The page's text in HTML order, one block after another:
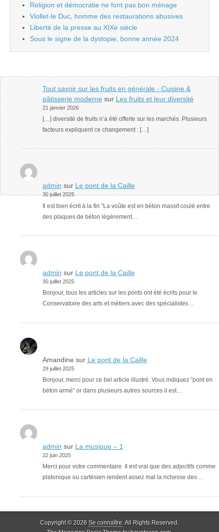
Religion et démocratie ne font pas bon ménage
Viollet-le Duc, homme des restaurations abusives
Liberté de la presse au XIXe siècle
Sous le signe de la dystopie, bonne année 2024
Tout savoir sur les fruits en générale - Cuisine &
pâtisserie modernesur Les fruits et leur diversité
21 janvier 2026
[…] diversité de fruits n’a été offerte sur les marchés. Plusieurs
facteurs expliquent ce changement : […]
admin sur Le pont de la Caille
30 juillet 2025
Il est bien écrit à la fin "La voûte est en béton massif coulé entre
des plaques de béton légèrement…
admin sur Le pont de la Caille
30 juillet 2025
Bonjour, tous les articles sur les ponts ont été écrits pour le
Conservatoire des arts et métiers avec des spécialistes…
Amandine sur Le pont de la Caille
29 juillet 2025
Bonjour, merci pour ce bel article illustré. Vous indiquez "pont en
béton armé" or dans plusieurs autres sources il est…
admin sur La musique – 1
22 juin 2025
Merci pour votre commentaire. Il est vrai que des adjectifs comme
platonique ou cartésien rendent assez mal la richesse des…
Copyright © 2026 Se connaître. All Rights Reserved.